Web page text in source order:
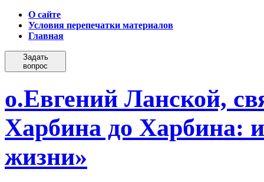
О сайте
Условия перепечатки материалов
Главная
Задать
вопрос
о.Евгений Ланской,
Харбина до Харбина:
жизни»